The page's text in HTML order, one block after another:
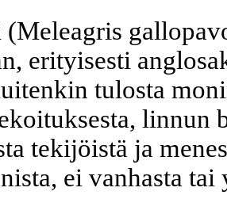
(Meleagris
erityisesti
tulosta
linnun
tekijöistä ja
ei vanhasta tai